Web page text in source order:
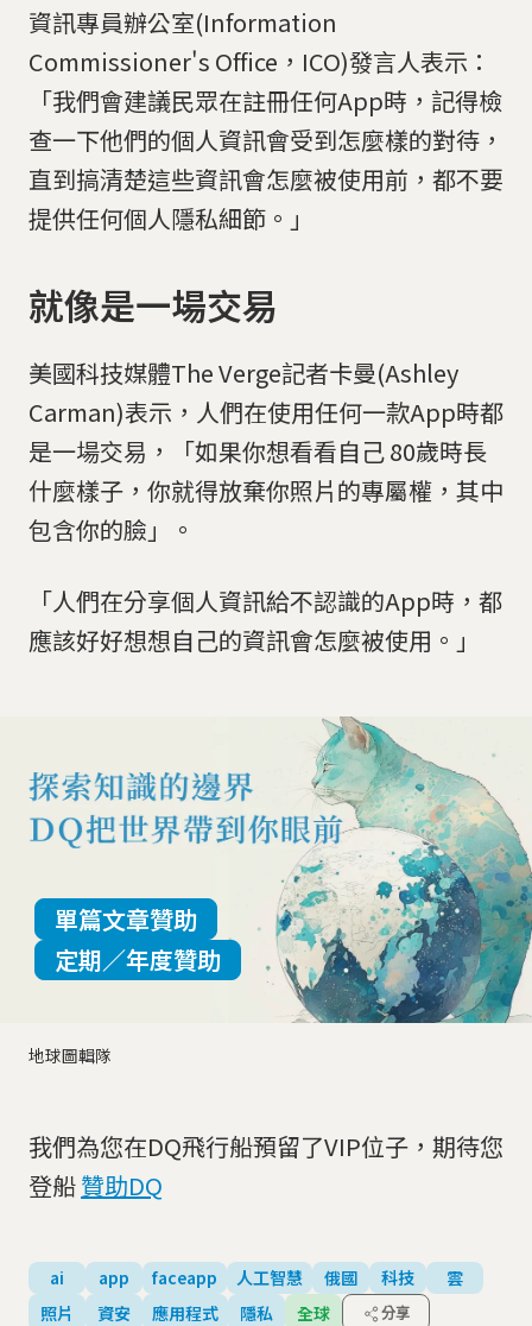
資訊專員辦公室(Information
Commissioner's Office，ICO)發言人表示：
「我們會建議民眾在註冊任何App時，記得檢
查一下他們的個人資訊會受到怎麼樣的對待，
直到搞清楚這些資訊會怎麼被使用前，都不要
提供任何個人隱私細節。」
就像是一場交易
美國科技媒體The Verge記者卡曼(Ashley
Carman)表示，人們在使用任何一款App時都
是一場交易，「如果你想看看自己 80歲時長
什麼樣子，你就得放棄你照片的專屬權，其中
包含你的臉」。
「人們在分享個人資訊給不認識的App時，都
應該好好想想自己的資訊會怎麼被使用。」
地球圖輯隊
單篇文章贊助
定期／年度贊助
我們為您在DQ飛行船預留了VIP位子，期待您
登船贊助DQ
ai app faceapp 人工智慧 俄國 科技
雲
照片
資安 應用程式 隱私 全球 分享